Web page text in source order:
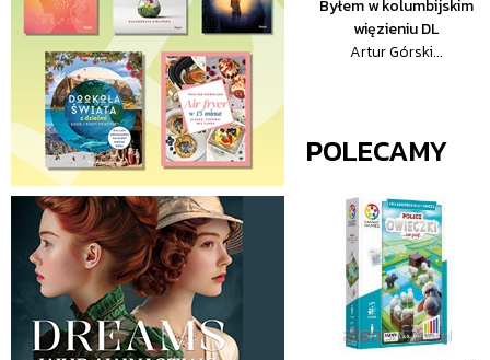
Byłem w kolumbijskim
więzieniu DL
Artur Górski...
POLECAMY